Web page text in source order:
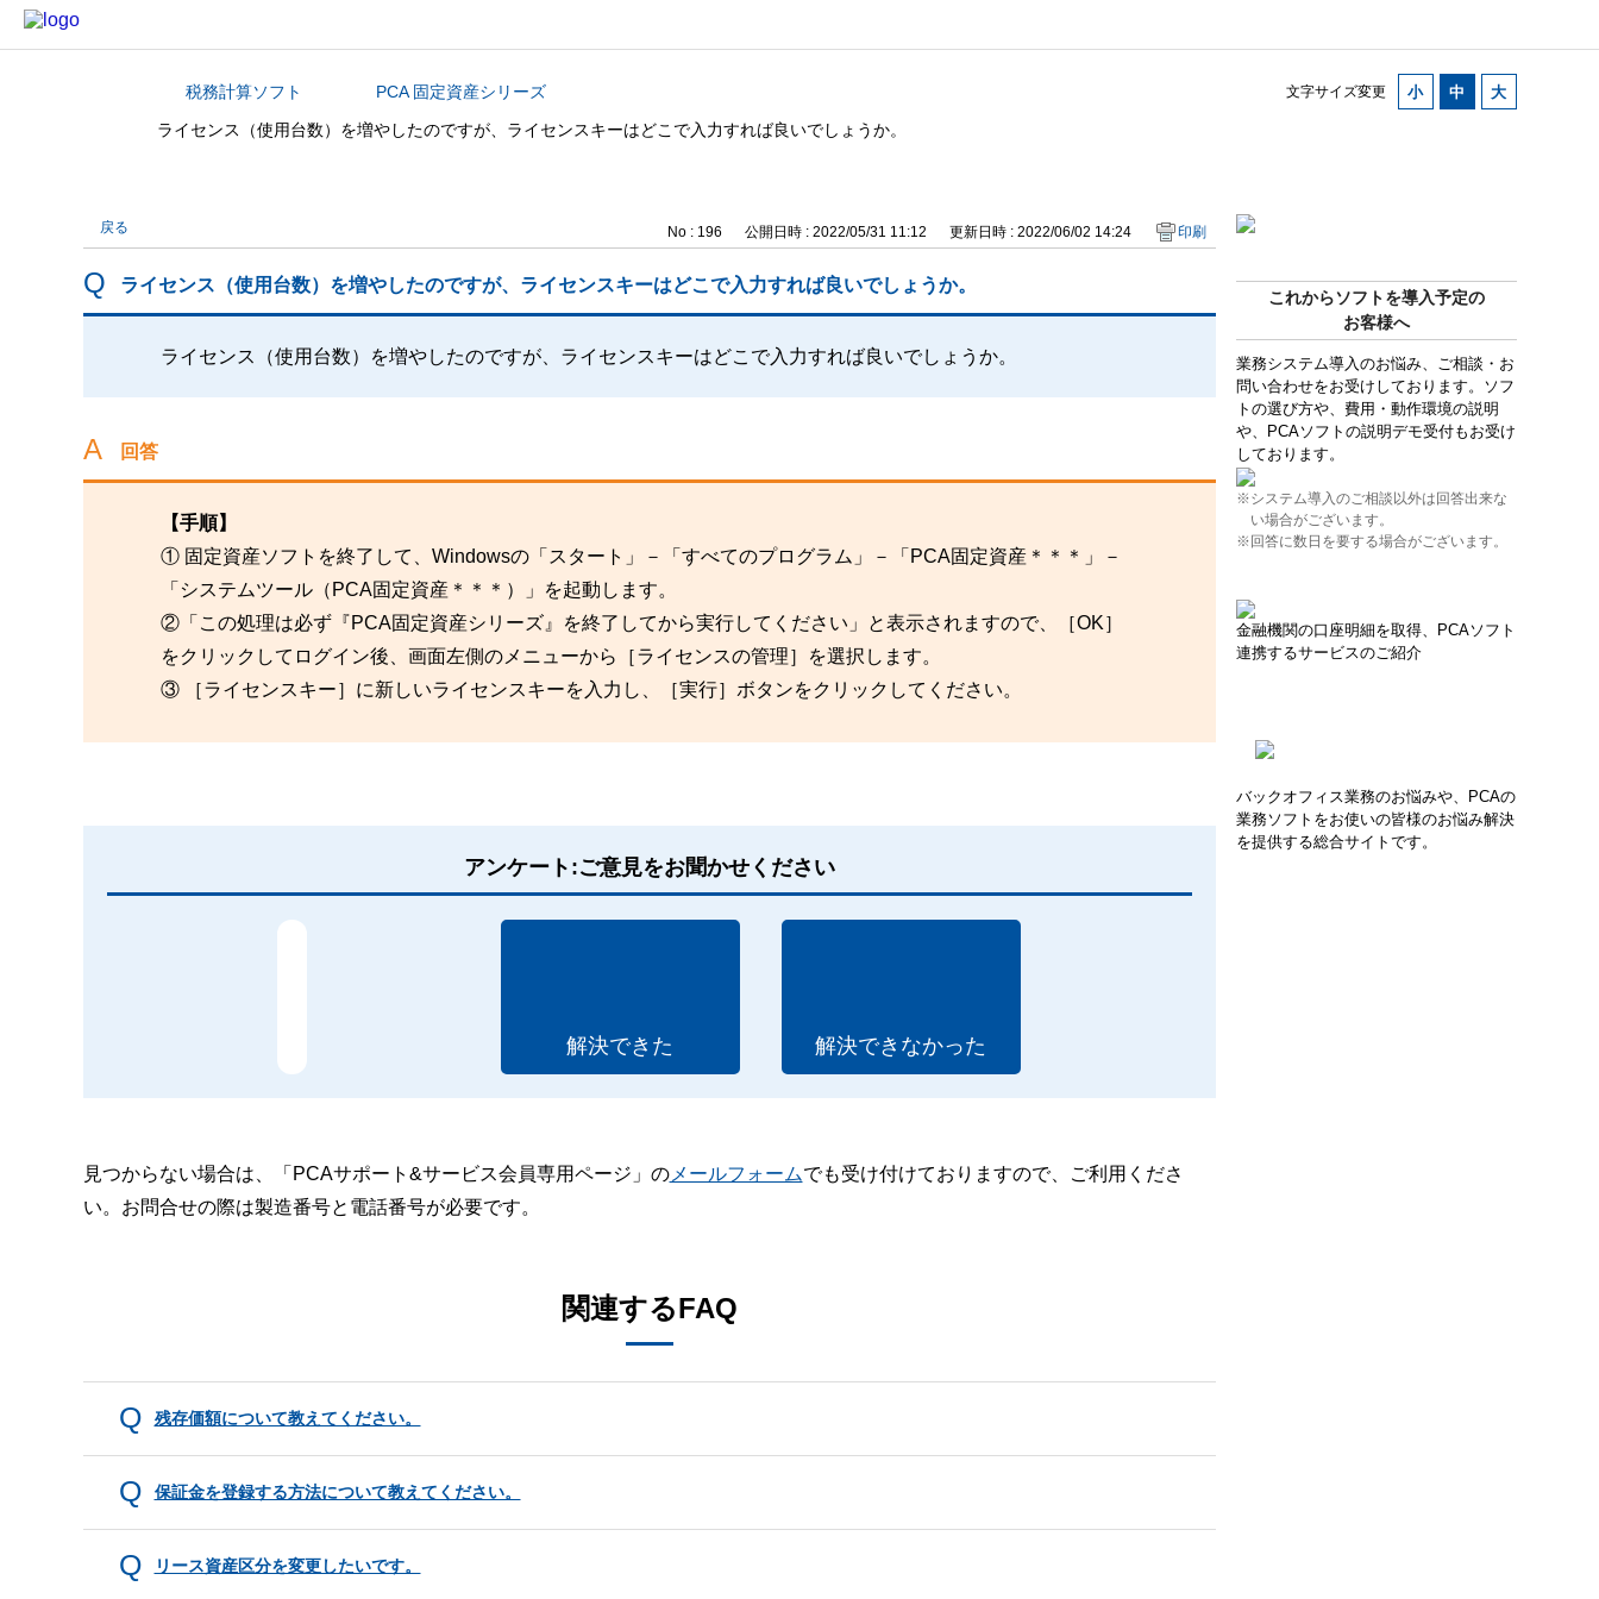
文字サイズ変更
カテゴリから探す税務計算ソフト
PCA 固定資産シリーズ
ライセンス（使用台数）を増やしたのですが、ライセンスキーはどこで入力すれば良いでしょうか。
これからソフトを導入予定の
お客様へ
業務システム導入のお悩み、ご相談・お
問い合わせをお受けしております。ソフ
トの選び方や、費用・動作環境の説明
や、PCAソフトの説明デモ受付もお受け
しております。
※システム導入のご相談以外は回答出来な
い場合がございます。
※回答に数日を要する場合がございます。
金融機関の口座明細を取得、PCAソフト
連携するサービスのご紹介
バックオフィス業務のお悩みや、PCAの
業務ソフトをお使いの皆様のお悩み解決
を提供する総合サイトです。
戻る No : 196 公開日時 : 2022/05/31 11:12 更新日時 : 2022/06/02 14:24 印刷
ライセンス（使用台数）を増やしたのですが、ライセンスキーはどこで入力すれば良いでしょうか。
ライセンス（使用台数）を増やしたのですが、ライセンスキーはどこで入力すれば良いでしょうか。
回答
【手順】
① 固定資産ソフトを終了して、Windowsの「スタート」－「すべてのプログラム」－「PCA固定資産＊＊＊」－
「システムツール（PCA固定資産＊＊＊）」を起動します。
②「この処理は必ず『PCA固定資産シリーズ』を終了してから実行してください」と表示されますので、［OK］
をクリックしてログイン後、画面左側のメニューから［ライセンスの管理］を選択します。
③ ［ライセンスキー］に新しいライセンスキーを入力し、［実行］ボタンをクリックしてください。
アンケート:ご意見をお聞かせください
解決できた 解決できなかった
見つからない場合は、「PCAサポート&サービス会員専用ページ」のメールフォームでも受け付けておりますので、ご利用くださ
い。お問合せの際は製造番号と電話番号が必要です。
関連するFAQ
残存価額について教えてください。
保証金を登録する方法について教えてください。
リース資産区分を変更したいです。